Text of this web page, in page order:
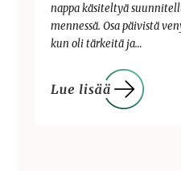
nappa käsiteltyä
mennessä. Osa päivistä
kun oli tärkeitä ja…